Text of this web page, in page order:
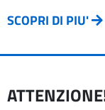
SCOPRI DI PIU'